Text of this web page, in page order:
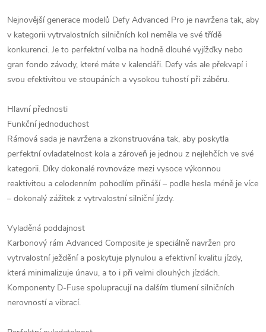
Nejnovější generace modelů Defy Advanced Pro je navržena tak, aby
v kategorii vytrvalostních silničních kol neměla ve své třídě
konkurenci. Je to perfektní volba na hodně dlouhé vyjížďky nebo
gran fondo závody, které máte v kalendáři. Defy vás ale překvapí i
svou efektivitou ve stoupáních a vysokou tuhostí při záběru.
Hlavní přednosti
Funkční jednoduchost
Rámová sada je navržena a zkonstruována tak, aby poskytla
perfektní ovladatelnost kola a zároveň je jednou z nejlehčích ve své
kategorii. Díky dokonalé rovnováze mezi vysoce výkonnou
reaktivitou a celodenním pohodlím přináší – podle hesla méně je více
– dokonalý zážitek z vytrvalostní silniční jízdy.
Vyladěná poddajnost
Karbonový rám Advanced Composite je speciálně navržen pro
vytrvalostní ježdění a poskytuje plynulou a efektivní kvalitu jízdy,
která minimalizuje únavu, a to i při velmi dlouhých jízdách.
Komponenty D-Fuse spolupracují na dalším tlumení silničních
nerovností a vibrací.